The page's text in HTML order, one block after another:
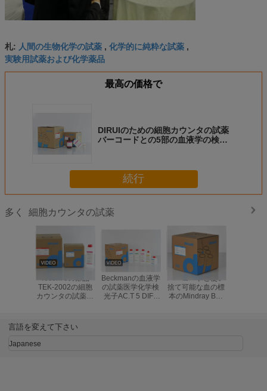
札: 人間の生物化学の試薬 , 化学的に純粋な試薬 ,
実験用試薬および化学薬品
最高の価格で
DIRUIのための細胞カウンタの試薬
バーコードとの5部の血液学の検光
続行
多く 細胞カウンタの試薬
Tecom 3の部品
TEK-2002の細胞
カウンタの試薬の
Beckmanの血液学
の試薬医学化学検
光子AC.T 5 DIFF
バーコードと使い
捨て可能な血の標
本のMindray BC-
言語を変えて下さい
Japanese